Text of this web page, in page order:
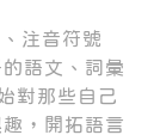
注音符號
語文、詞彙
對那些自己
，開拓語言